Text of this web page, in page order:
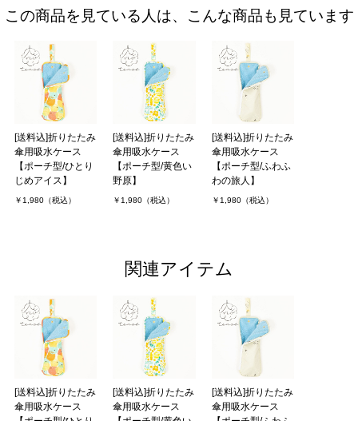
この商品を見ている人は、こんな商品も見ています
[送料込]折りたたみ
傘用吸水ケース
【ポーチ型/ひとり
じめアイス】
￥1,980（税込）
[送料込]折りたたみ
傘用吸水ケース
【ポーチ型/黄色い
野原】
￥1,980（税込）
[送料込]折りたたみ
傘用吸水ケース
【ポーチ型/ふわふ
わの旅人】
￥1,980（税込）
関連アイテム
[送料込]折りたたみ
傘用吸水ケース
[送料込]折りたたみ
傘用吸水ケース
[送料込]折りたたみ
傘用吸水ケース